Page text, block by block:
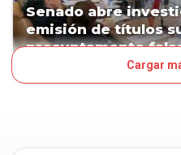
Senado abre
emisión de títulos
presuntamente
Cargar